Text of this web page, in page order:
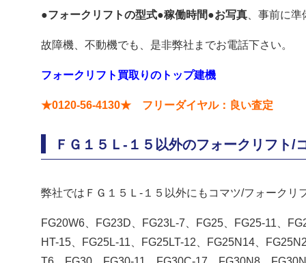
●フォークリフトの型式●稼働時間●お写真 、事前に
故障機、不動機でも、是非弊社までお電話下さい。
フォークリフト買取りのトップ建機
★0120-56-4130★ フリーダイヤル：良い査定
ＦＧ１５Ｌ-１５以外のフォークリフト/
弊社ではＦＧ１５Ｌ-１５以外にもコマツ/フォークリ
FG20W6、FG23D、FG23L-7、FG25、FG25-11、
HT-15、FG25L-11、FG25LT-12、FG25N14、